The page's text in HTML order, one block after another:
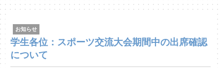
お知らせ
学生各位：スポーツ交流大会期間中の出席確認
について